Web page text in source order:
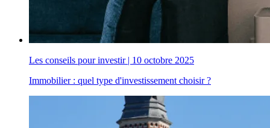
Les conseils pour investir| 10 octobre 2025
Immobilier : quel type d'investissement choisir ?